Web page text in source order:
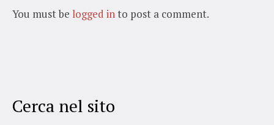
You must be logged into post a comment.
Cerca nel sito